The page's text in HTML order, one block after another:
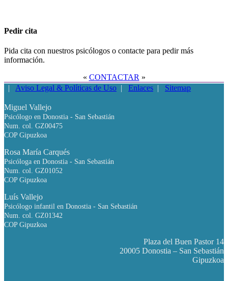
Pedir cita
Pida cita con nuestros psicólogos o contacte para pedir más
información.
« CONTACTAR »
| Aviso Legal & Políticas de Uso | Enlaces | Sitemap
Miguel Vallejo
Psicólogo en Donostia - San Sebastián
Num. col. GZ00475
COP Gipuzkoa
Rosa María Carqués
Psicóloga en Donostia - San Sebastián
Num. col. GZ01052
COP Gipuzkoa
Luís Vallejo
Psicólogo infantil en Donostia - San Sebastián
Num. col. GZ01342
COP Gipuzkoa
Plaza del Buen Pastor 14
20005 Donostia – San Sebastián
Gipuzkoa